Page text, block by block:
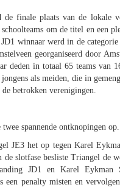
de finale plaats van de lokale
schoolteams om de titel en
winnaar werd in de
georganiseerd door
deden in totaal 65 teams van
als meiden, die in
betrokken verenigingen.
spannende ontknopingen op.
JE3 het op tegen Karel
slotfase besliste Triangel de
JD1 en Karel
een penalty misten en